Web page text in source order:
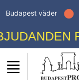
Budapest väder